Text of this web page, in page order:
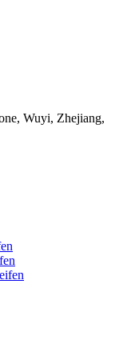
Wuyi, Zhejiang,